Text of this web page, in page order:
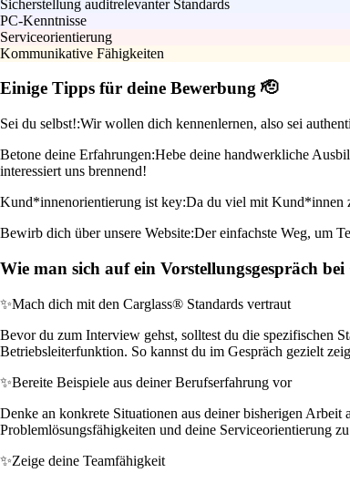
Sicherstellung auditrelevanter Standards
PC-Kenntnisse
Serviceorientierung
Kommunikative Fähigkeiten
Einige Tipps für deine Bewerbung 🫡
Sei du selbst!:Wir wollen dich kennenlernen, also sei
Betone deine Erfahrungen:Hebe deine handwerkliche
interessiert uns brennend!
Kund*innenorientierung ist key:Da du viel mit Kund*innen
Bewirb dich über unsere Website:Der einfachste Weg, um
Wie man sich auf ein Vorstellungsgespräch
✨Mach dich mit den Carglass® Standards vertraut
Bevor du zum Interview gehst, solltest du die spezifischen
Betriebsleiterfunktion. So kannst du im Gespräch gezielt
✨Bereite Beispiele aus deiner Berufserfahrung vor
Denke an konkrete Situationen aus deiner bisherigen
Problemlösungsfähigkeiten und deine Serviceorientierung
✨Zeige deine Teamfähigkeit